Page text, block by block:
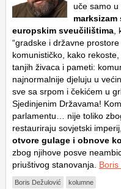
uče samo u
europskim sveučilištima
“gradske i državne
komunističko, kako
tanjih živaca i pameti:
najnormalnije djeluju u
sve sa srpom i čekićem u
Sjedinjenim Državama!
parlamentu… nije toliko
restauriraju sovjetski imperij,
otvore gulage i obnove
zbog njihove posve
priuštivog stanovanja. Boris
Boris Dežulović kolumne